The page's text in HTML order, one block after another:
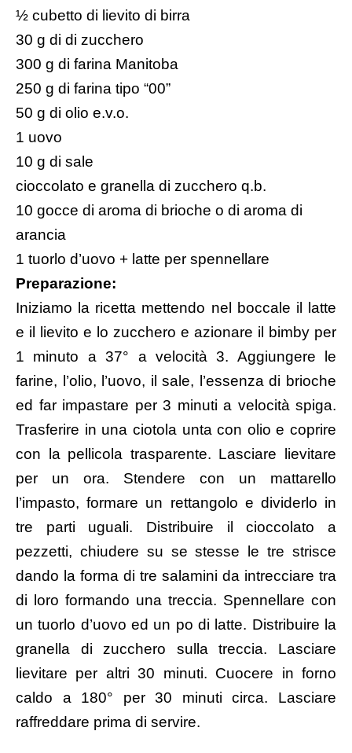
½ cubetto di lievito di birra
30 g di di zucchero
300 g di farina Manitoba
250 g di farina tipo “00”
50 g di olio e.v.o.
1 uovo
10 g di sale
cioccolato e granella di zucchero q.b.
10 gocce di aroma di brioche o di aroma di
arancia
1 tuorlo d’uovo + latte per spennellare
Preparazione:
Iniziamo la ricetta mettendo nel boccale il latte
e il lievito e lo zucchero e azionare il bimby per
1 minuto a 37° a velocità 3. Aggiungere le
farine, l’olio, l’uovo, il sale, l’essenza di brioche
ed far impastare per 3 minuti a velocità spiga.
Trasferire in una ciotola unta con olio e coprire
con la pellicola trasparente. Lasciare lievitare
per un ora. Stendere con un mattarello
l’impasto, formare un rettangolo e dividerlo in
tre parti uguali. Distribuire il cioccolato a
pezzetti, chiudere su se stesse le tre strisce
dando la forma di tre salamini da intrecciare tra
di loro formando una treccia. Spennellare con
un tuorlo d’uovo ed un po di latte. Distribuire la
granella di zucchero sulla treccia. Lasciare
lievitare per altri 30 minuti. Cuocere in forno
caldo a 180° per 30 minuti circa. Lasciare
raffreddare prima di servire.